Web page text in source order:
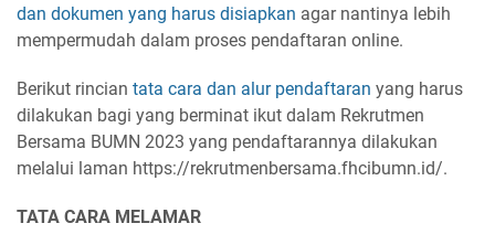
dan dokumen yang harus disiapkan agar nantinya lebih
mempermudah dalam proses pendaftaran online.
Berikut rincian tata cara dan alur pendaftaran yang harus
dilakukan bagi yang berminat ikut dalam Rekrutmen
Bersama BUMN 2023 yang pendaftarannya dilakukan
melalui laman https://rekrutmenbersama.fhcibumn.id/.
TATA CARA MELAMAR